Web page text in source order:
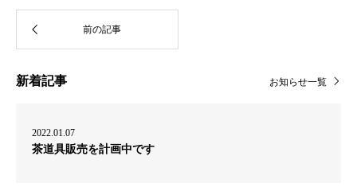
新着記事 お知らせ一覧
2022.01.07
茶道具販売を計画中です